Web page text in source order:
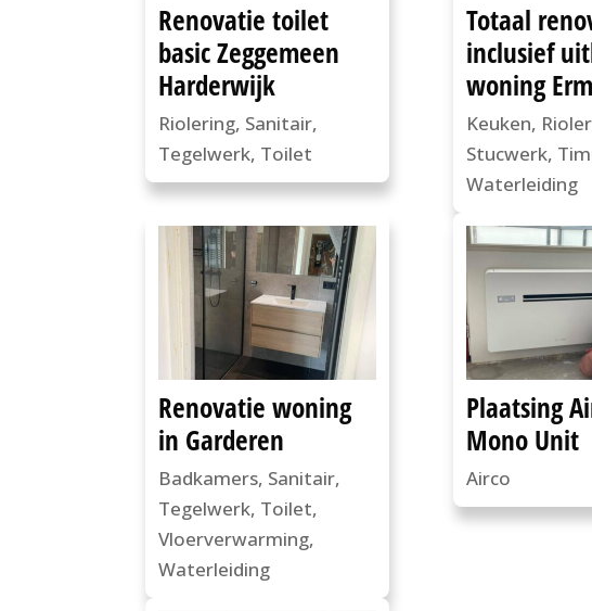
Renovatie toilet
basic Zeggemeen
Harderwijk
Riolering, Sanitair,
Tegelwerk, Toilet
Totaal
inclusief
woning
Keuken,
Stucwerk,
Waterleiding
Renovatie woning
in Garderen
Badkamers, Sanitair,
Tegelwerk, Toilet,
Vloerverwarming,
Waterleiding
Plaatsing
Mono Unit
Airco